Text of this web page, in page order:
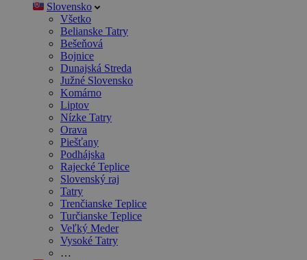
Slovensko
Všetko
Belianske Tatry
Bešeňová
Bojnice
Dunajská Streda
Južné Slovensko
Komárno
Liptov
Nízke Tatry
Orava
Piešťany
Podhájska
Rajecké Teplice
Slovenský raj
Tatry
Trenčianske Teplice
Turčianske Teplice
Veľký Meder
Vysoké Tatry
…